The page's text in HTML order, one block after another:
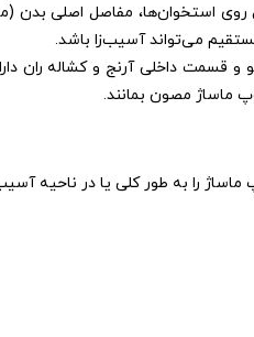
استخوان‌ها، مفاصل اصلی بدن
می‌تواند آسیب‌زا باشد.
و قسمت داخلی آرنج و کشاله ران
ماساژ مصون بمانند.
را به طور کلی یا در ناحیه